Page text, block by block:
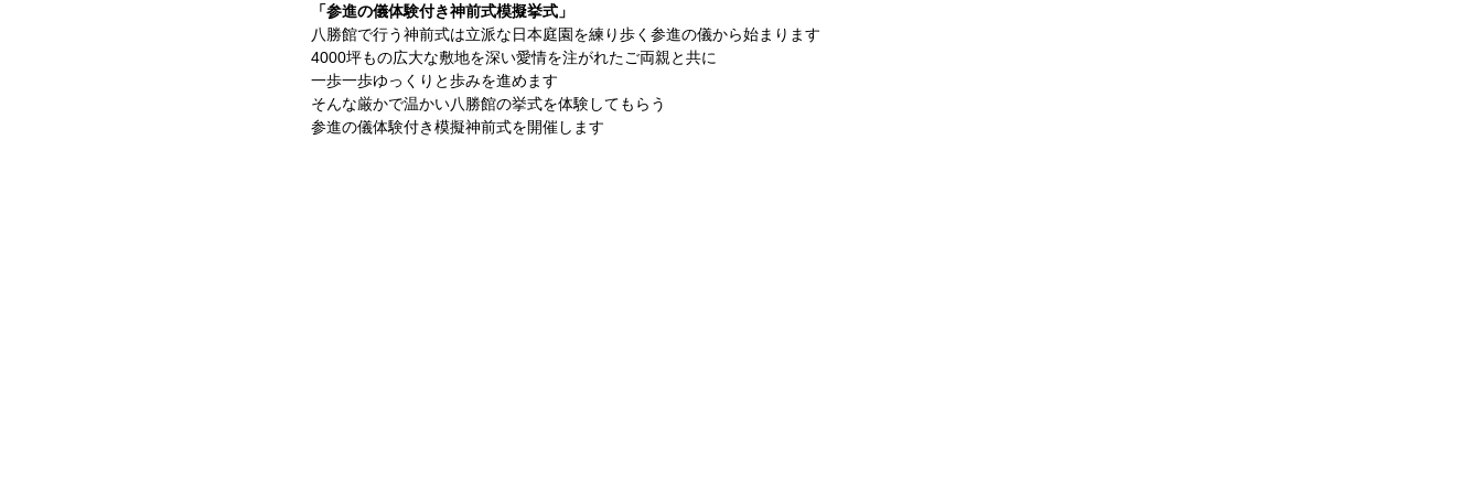
「参進の儀体験付き神前式模擬挙式」
八勝館で行う神前式は立派な日本庭園を練り歩く参進の儀から始まります
4000坪もの広大な敷地を深い愛情を注がれたご両親と共に
一歩一歩ゆっくりと歩みを進めます
そんな厳かで温かい八勝館の挙式を体験してもらう
参進の儀体験付き模擬神前式を開催します